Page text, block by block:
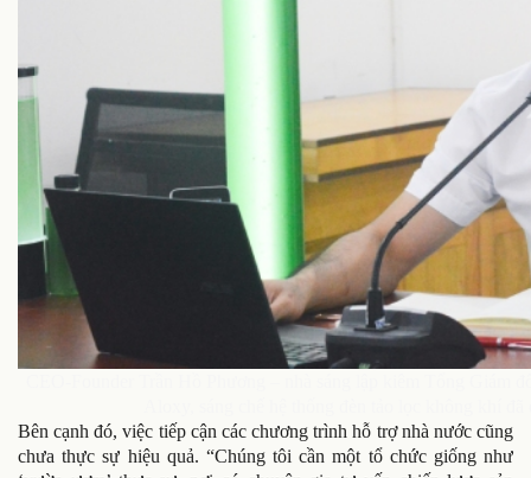
Bên cạnh đó, việc tiếp cận các chương trình hỗ trợ nhà nước cũng
chưa thực sự hiệu quả. “Chúng tôi cần một tổ chức giống như